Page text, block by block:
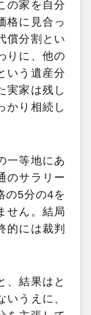
の家を自分
格に見合っ
償分割とい
りに、他の
いう遺産分
実家は残し
かり相続し
一等地にあ
のサラリー
の5分の4を
せん。結局
的には裁判
、結果はと
うえに、